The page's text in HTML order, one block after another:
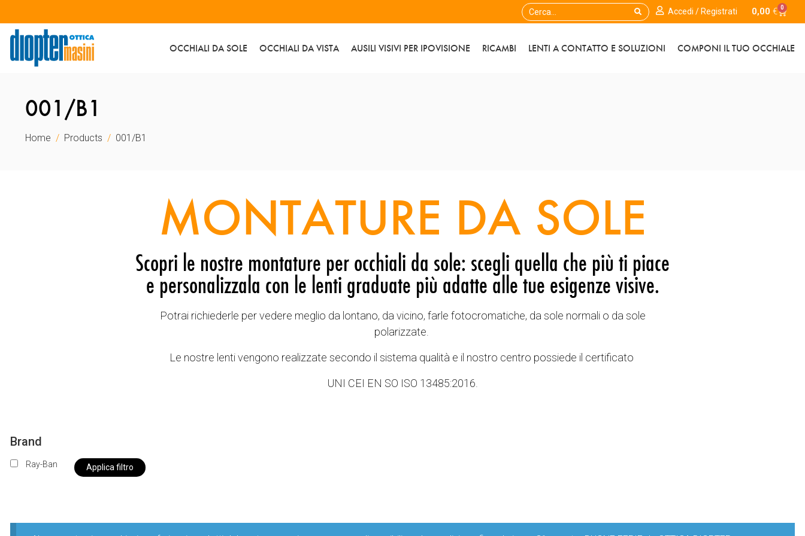
Accedi / Registrati 0,00 € 0
OCCHIALI DA SOLE OCCHIALI DA VISTA AUSILI VISIVI PER IPOVISIONE RICAMBI LENTI A CONTATTO E SOLUZIONI COMPONI IL TUO OCCHIALE
001/B1
Home Products 001/B1
MONTATURE DA SOLE
Scopri le nostre montature per occhiali da sole: scegli quella che più ti piace
e personalizzala con le lenti graduate più adatte alle tue esigenze visive.
Potrai richiederle per vedere meglio da lontano, da vicino, farle fotocromatiche, da sole normali o da sole
polarizzate.
Le nostre lenti vengono realizzate secondo il sistema qualità e il nostro centro possiede il certificato
UNI CEI EN SO ISO 13485:2016.
Brand
Ray-Ban Applica filtro